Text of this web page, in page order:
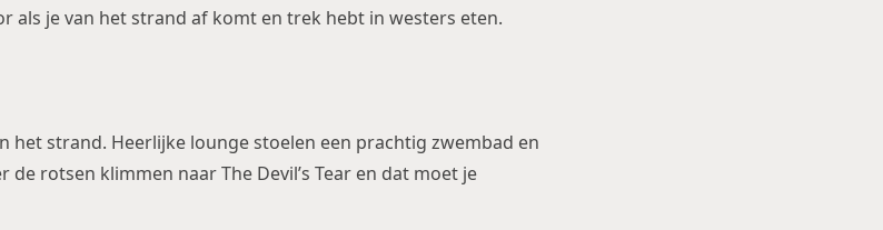
als je van het strand af komt en trek hebt in westers eten.
het strand. Heerlijke lounge stoelen een prachtig zwembad en
de rotsen klimmen naar The Devil’s Tear en dat moet je